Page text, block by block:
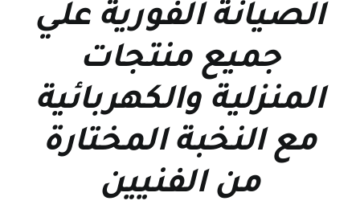
الصيانة الفورية علي
جميع منتجات
المنزلية والكهربائية
مع النخبة المختارة
من الفنيين